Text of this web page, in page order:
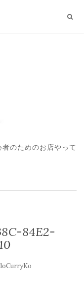
のためのお店やって
84E2-